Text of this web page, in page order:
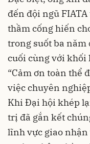
đến đội ngũ
thầm cống hiến
trong suốt ba năm
cuối cùng với khối
“Cảm ơn toàn thể
việc chuyên
Khi Đại hội khép
trị đã gắn kết
lĩnh vực giao